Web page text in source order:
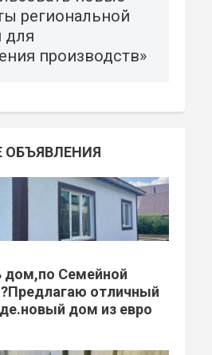
региональной
для
производств»
дом,по Семейной
отличный
дом из евро